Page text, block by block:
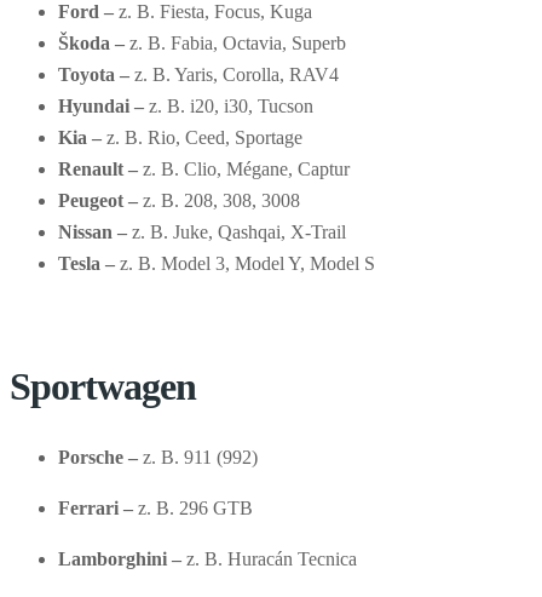
Ford – z. B. Fiesta, Focus, Kuga
Škoda – z. B. Fabia, Octavia, Superb
Toyota – z. B. Yaris, Corolla, RAV4
Hyundai – z. B. i20, i30, Tucson
Kia – z. B. Rio, Ceed, Sportage
Renault – z. B. Clio, Mégane, Captur
Peugeot – z. B. 208, 308, 3008
Nissan – z. B. Juke, Qashqai, X-Trail
Tesla – z. B. Model 3, Model Y, Model S
Sportwagen
Porsche – z. B. 911 (992)
Ferrari – z. B. 296 GTB
Lamborghini – z. B. Huracán Tecnica